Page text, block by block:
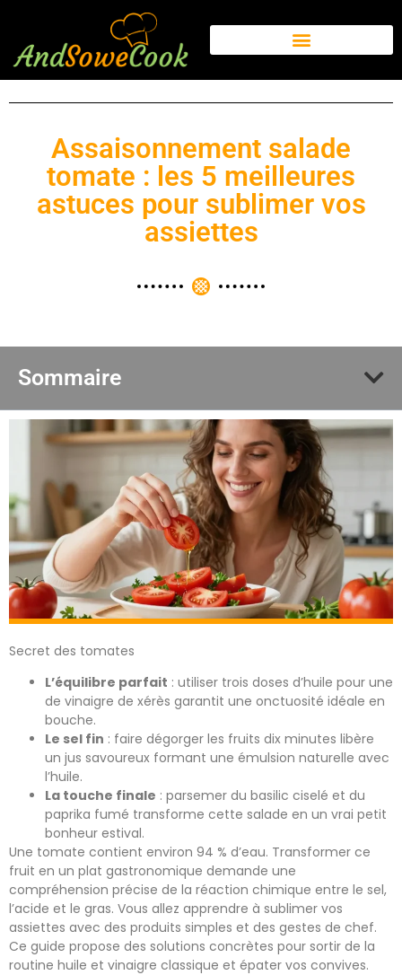
Assaisonnement salade
tomate : les 5 meilleures
astuces pour sublimer vos
assiettes
Sommaire
Secret des tomates
L’équilibre parfait : utiliser trois doses d’huile pour une
de vinaigre de xérès garantit une onctuosité idéale en
bouche.
Le sel fin : faire dégorger les fruits dix minutes libère
un jus savoureux formant une émulsion naturelle avec
l’huile.
La touche finale : parsemer du basilic ciselé et du
paprika fumé transforme cette salade en un vrai petit
bonheur estival.
Une tomate contient environ 94 % d’eau. Transformer ce
fruit en un plat gastronomique demande une
compréhension précise de la réaction chimique entre le sel,
l’acide et le gras. Vous allez apprendre à sublimer vos
assiettes avec des produits simples et des gestes de chef.
Ce guide propose des solutions concrètes pour sortir de la
routine huile et vinaigre classique et épater vos convives.